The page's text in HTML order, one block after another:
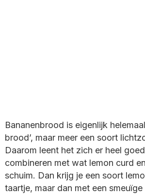
Bananenbrood is eigenlijk
brood’, maar meer een soort
Daarom leent het zich er heel
combineren met wat lemon curd
schuim. Dan krijg je een soort
taartje, maar dan met een